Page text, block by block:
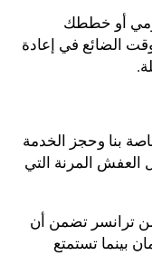
أو خططك
الضائع في إعادة
بنا وحجز الخدمة
المرنة التي
ترانسر تضمن أن
بينما تستمتع